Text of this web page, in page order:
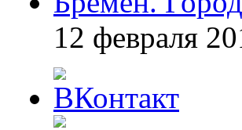
12 февраля